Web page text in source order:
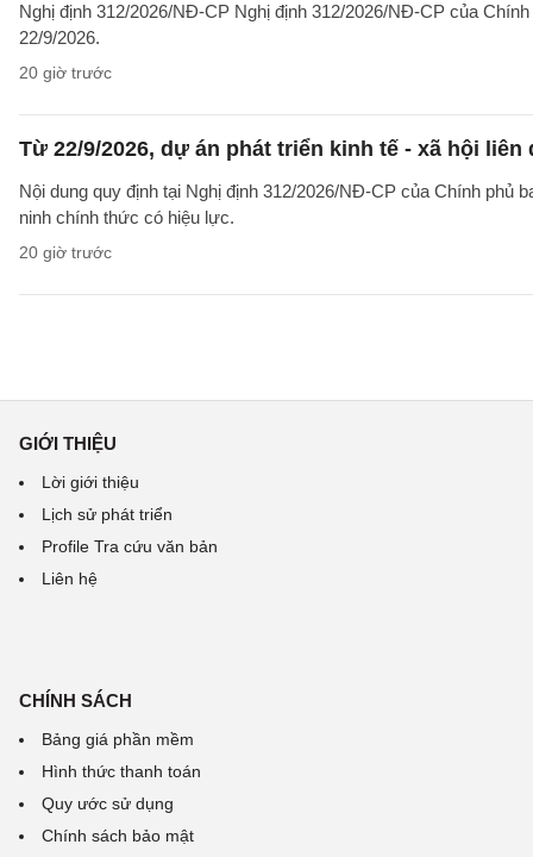
Nghị định 312/2026/NĐ-CP Nghị định 312/2026/NĐ-CP của
22/9/2026.
20 giờ trước
Từ 22/9/2026, dự án phát triển kinh tế - xã hội
Nội dung quy định tại Nghị định 312/2026/NĐ-CP của Chính phủ
ninh chính thức có hiệu lực.
20 giờ trước
GIỚI THIỆU
Lời giới thiệu
Lịch sử phát triển
Profile Tra cứu văn bản
Liên hệ
CHÍNH SÁCH
Bảng giá phần mềm
Hình thức thanh toán
Quy ước sử dụng
Chính sách bảo mật